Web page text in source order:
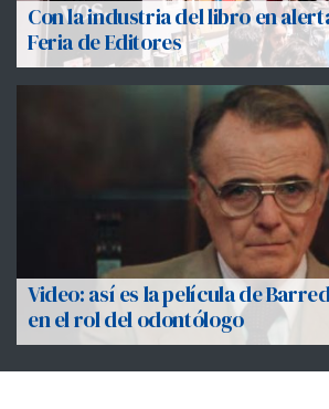
Con la industria del libro en
Feria de Editores
Video: así es la película de
en el rol del odontólogo